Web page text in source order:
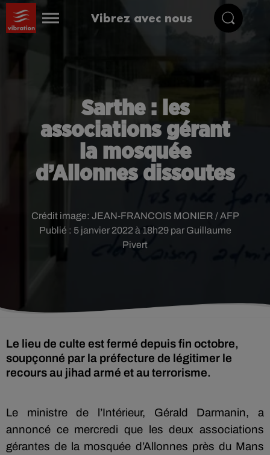
Vibrez avec nous
Sarthe : les
associations gérant
la mosquée
d’Allonnes dissoutes
Publié : 5 janvier 2022 à 18h29 par Guillaume
Pivert
Crédit image: JEAN-FRANCOIS MONIER / AFP
Le lieu de culte est fermé depuis fin octobre,
soupçonné par la préfecture de légitimer le
recours au jihad armé et au terrorisme.
Le ministre de l’Intérieur, Gérald Darmanin, a
annoncé ce mercredi que les deux associations
gérantes de la mosquée d’Allonnes près du Mans